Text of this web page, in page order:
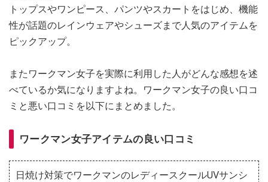
トップスやワンピース、パンツやスカートをはじめ、機能
性が話題のレインウェアやシューズまで人気のアイテムを
ピックアップ。
またワークマン女子を実際に利用した人がどんな感想を述
べているか気になりますよね。ワークマン女子の良い口コ
ミと悪い口コミを以下にまとめました。
ワークマン女子アイテムの良い口コミ
日焼け対策でワークマンのレディースクールUVサンシ